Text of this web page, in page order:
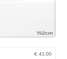
€ 41,00